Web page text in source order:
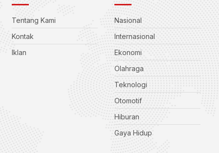
Tentang Kami
Kontak
Iklan
Nasional
Internasional
Ekonomi
Olahraga
Teknologi
Otomotif
Hiburan
Gaya Hidup